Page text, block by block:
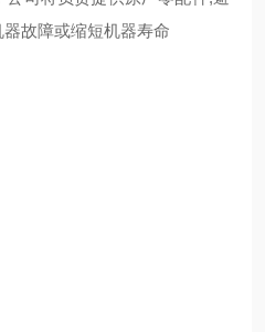
故障或缩短机器寿命